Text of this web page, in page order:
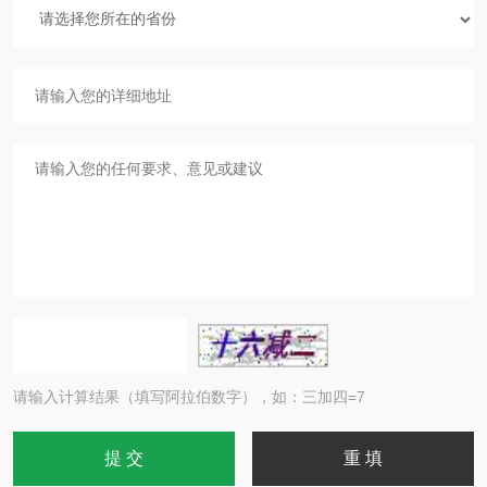
请输入计算结果（填写阿拉伯数字），如：三加四=7